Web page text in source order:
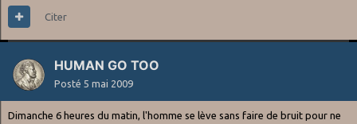
Citer
HUMAN GO TOO
Posté 5 mai 2009
Dimanche 6 heures du matin, l'homme se lève sans faire de bruit pour ne